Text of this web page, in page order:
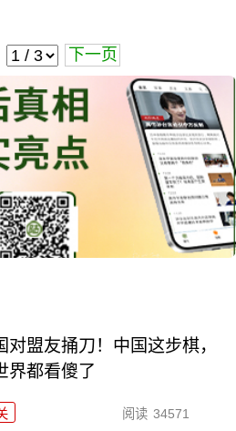
下一页
对盟友捅刀！中国这步棋，
界都看傻了
阅读 34571